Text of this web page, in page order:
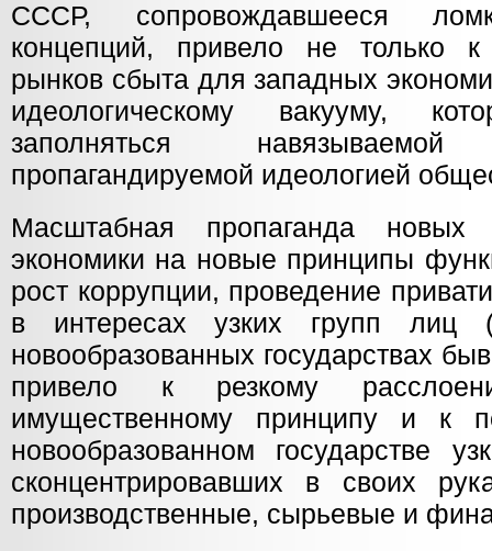
СССР, сопровождавшееся
концепций, привело не только
рынков сбыта для западных
идеологическому вакууму,
заполняться
пропагандируемой идеологией
Масштабная пропаганда новых
экономики на новые принципы
рост коррупции, проведение
в интересах узких групп лиц
новообразованных государствах
привело к резкому
имущественному принципу и к
новообразованном государстве
сконцентрировавших в своих
производственные, сырьевые и